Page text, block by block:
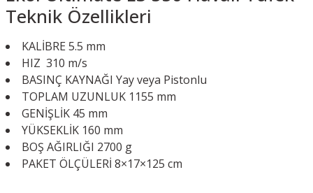
Teknik Özellikleri
KALİBRE 5.5 mm
HIZ 310 m/s
BASINÇ KAYNAĞI Yay veya Pistonlu
TOPLAM UZUNLUK 1155 mm
GENİŞLİK 45 mm
YÜKSEKLİK 160 mm
BOŞ AĞIRLIĞI 2700 g
PAKET ÖLÇÜLERİ 8×17×125 cm